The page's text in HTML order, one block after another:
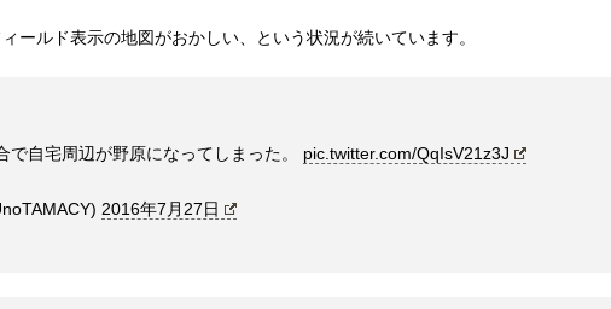
ールド表示の地図がおかしい、という状況が続いています。
で自宅周辺が野原になってしまった。 pic.twitter.com/QqIsV21z3J
2016年7月27日